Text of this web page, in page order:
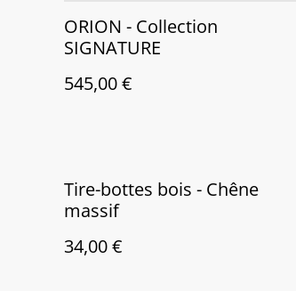
ORION - Collection
SIGNATURE
545,00 €
Tire-bottes bois - Chêne
massif
34,00 €